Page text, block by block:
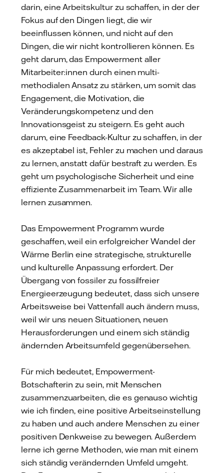
darin, eine Arbeitskultur zu schaffen, in der der
Fokus auf den Dingen liegt, die wir
beeinflussen können, und nicht auf den
Dingen, die wir nicht kontrollieren können. Es
geht darum, das Empowerment aller
Mitarbeiter:innen durch einen multi-
methodialen Ansatz zu stärken, um somit das
Engagement, die Motivation, die
Veränderungskompetenz und den
Innovationsgeist zu steigern. Es geht auch
darum, eine Feedback-Kultur zu schaffen, in der
es akzeptabel ist, Fehler zu machen und daraus
zu lernen, anstatt dafür bestraft zu werden. Es
geht um psychologische Sicherheit und eine
effiziente Zusammenarbeit im Team. Wir alle
lernen zusammen.
Das Empowerment Programm wurde
geschaffen, weil ein erfolgreicher Wandel der
Wärme Berlin eine strategische, strukturelle
und kulturelle Anpassung erfordert. Der
Übergang von fossiler zu fossilfreier
Energieerzeugung bedeutet, dass sich unsere
Arbeitsweise bei Vattenfall auch ändern muss,
weil wir uns neuen Situationen, neuen
Herausforderungen und einem sich ständig
ändernden Arbeitsumfeld gegenübersehen.
Für mich bedeutet, Empowerment-
Botschafterin zu sein, mit Menschen
zusammenzuarbeiten, die es genauso wichtig
wie ich finden, eine positive Arbeitseinstellung
zu haben und auch andere Menschen zu einer
positiven Denkweise zu bewegen. Außerdem
lerne ich gerne Methoden, wie man mit einem
sich ständig verändernden Umfeld umgeht.